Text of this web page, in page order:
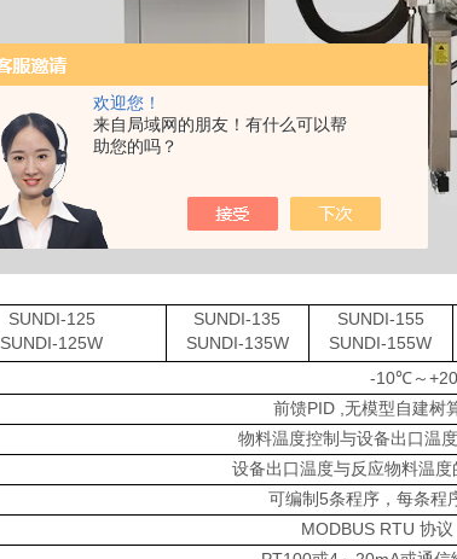
欢迎您！
来自局域网的朋友！有什么可以帮
助您的吗？
SUNDI-125
SUNDI-125W
SUNDI-135
SUNDI-135W
SUNDI-155
SUNDI-155W
-10℃～
前馈PID ,无模型自建树
物料温度控制与设备出口温
设备出口温度与反应物料温
可编制5条程序，每条程
MODBUS RTU 协